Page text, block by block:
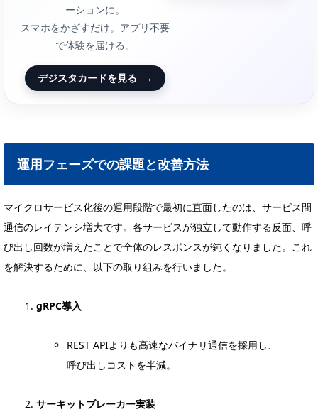
ーションに。
スマホをかざすだけ。アプリ不要
で体験を届ける。
デジスタカードを見る →
運用フェーズでの課題と改善方法
マイクロサービス化後の運用段階で最初に直面したのは、サービス間
通信のレイテンシ増大です。各サービスが独立して動作する反面、呼
び出し回数が増えたことで全体のレスポンスが鈍くなりました。これ
を解決するために、以下の取り組みを行いました。
gRPC導入
REST APIよりも高速なバイナリ通信を採用し、
呼び出しコストを半減。
サーキットブレーカー実装